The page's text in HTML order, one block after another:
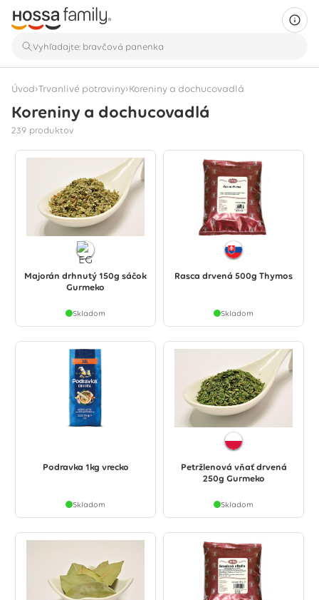
Úvod›Trvanlivé potraviny›Koreniny a dochucovadlá
Koreniny a dochucovadlá
239 produktov
Majorán drhnutý 150g sáčok
Gurmeko
Skladom
Rasca drvená 500g Thymos
Skladom
Podravka 1kg vrecko
Skladom
Petržlenová vňať drvená
250g Gurmeko
Skladom